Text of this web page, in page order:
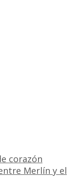
corazón
Merlín y el